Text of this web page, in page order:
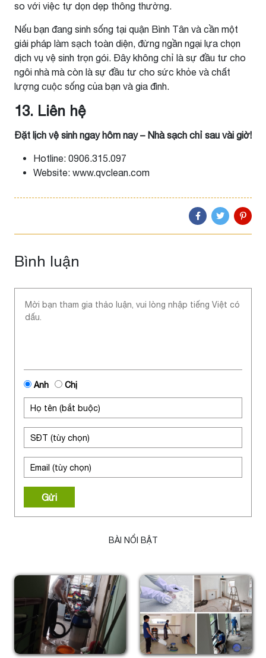
so với việc tự dọn dẹp thông thường.
Nếu bạn đang sinh sống tại quận Bình Tân và cần một
giải pháp làm sạch toàn diện, đừng ngần ngại lựa chọn
dịch vụ vệ sinh trọn gói. Đây không chỉ là sự đầu tư cho
ngôi nhà mà còn là sự đầu tư cho sức khỏe và chất
lượng cuộc sống của bạn và gia đình.
13. Liên hệ
Đặt lịch vệ sinh ngay hôm nay – Nhà sạch chỉ sau vài giờ!
Hotline: 0906.315.097
Website: www.qvclean.com
Bình luận
Anh Chị
Gửi
BÀI NỔI BẬT